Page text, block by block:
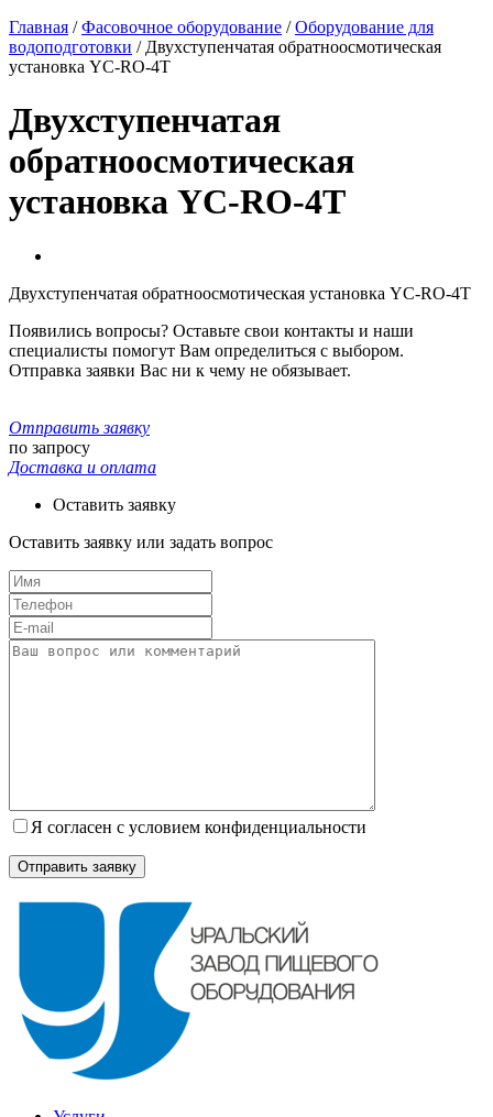
Главная /Фасовочное оборудование /Оборудование для
водоподготовки / Двухступенчатая обратноосмотическая
установка YC-RO-4T
Двухступенчатая
обратноосмотическая
установка YC-RO-4T
Двухступенчатая обратноосмотическая установка YC-RO-4T
Появились вопросы? Оставьте свои контакты и наши
специалисты помогут Вам определиться с выбором.
Отправка заявки Вас ни к чему не обязывает.
Отправить заявку
по запросу
Доставка и оплата
Оставить заявку
Оставить заявку или задать вопрос
Я согласен с условием конфиденциальности